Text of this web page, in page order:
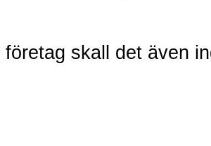
skall det även